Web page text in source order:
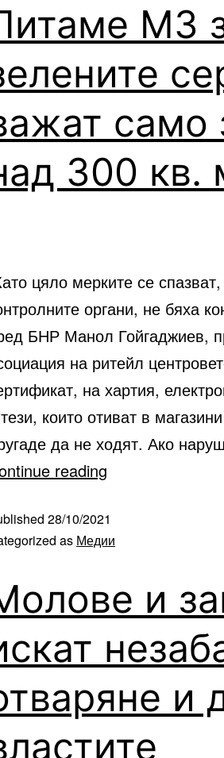
МЗ
само
300 кв.
цяло мерките се
органи, не бяха
БНР Манол Гойгаджиев,
на ритейл
на хартия,
които отиват в
да не ходят. Ако
reading
28/10/2021
as Медии
и
и